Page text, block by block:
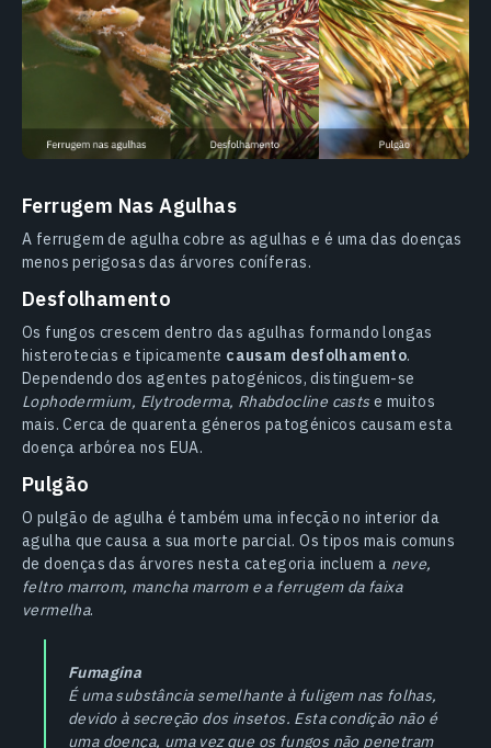
Ferrugem Nas Agulhas
A ferrugem de agulha cobre as agulhas e é uma das doenças
menos perigosas das árvores coníferas.
Desfolhamento
Os fungos crescem dentro das agulhas formando longas
histerotecias e tipicamente causam desfolhamento.
Dependendo dos agentes patogénicos, distinguem-se
Lophodermium, Elytroderma, Rhabdocline castse muitos
mais. Cerca de quarenta géneros patogénicos causam esta
doença arbórea nos EUA.
Pulgão
O pulgão de agulha é também uma infecção no interior da
agulha que causa a sua morte parcial. Os tipos mais comuns
de doenças das árvores nesta categoria incluem a neve,
feltro marrom, mancha marrom e a ferrugem da faixa
vermelha.
Fumagina
É uma substância semelhante à fuligem nas folhas,
devido à secreção dos insetos. Esta condição não é
uma doença, uma vez que os fungos não penetram